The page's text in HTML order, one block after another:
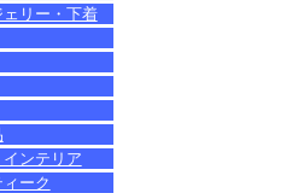
ェリー・下着
ンテリア
ーク